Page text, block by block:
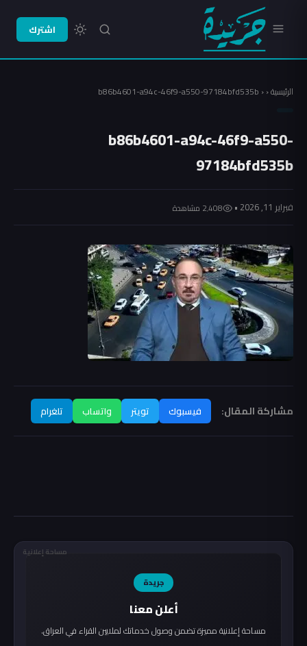
اشترك
الرئيسية‹
‹
b86b4601-a94c-46f9-a550-97184bfd535b
b86b4601-a94c-46f9-a550-
97184bfd535b
فبراير 11, 2026 • 2٬408 مشاهدة
مشاركة المقال: فيسبوك تويتر واتساب تلغرام
مساحة إعلانية
جريدة
أعلن معنا
مساحة إعلانية مميزة تضمن وصول خدماتك لملايين القراء في العراق.